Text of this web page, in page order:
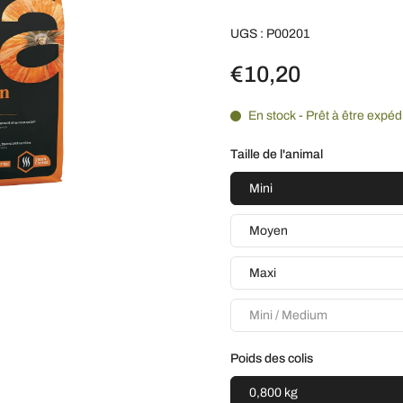
UGS : P00201
€10,20
En stock - Prêt à être
Taille de l'animal
Mini
Moyen
Maxi
Mini / Medium
Poids des colis
0,800 kg